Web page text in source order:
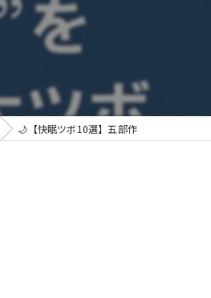
🌙【快眠ツボ10選】五部作